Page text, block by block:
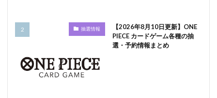
抽選情報
【2026年8月10日更新】ONE
PIECE カードゲーム各種の抽
選・予約情報まとめ